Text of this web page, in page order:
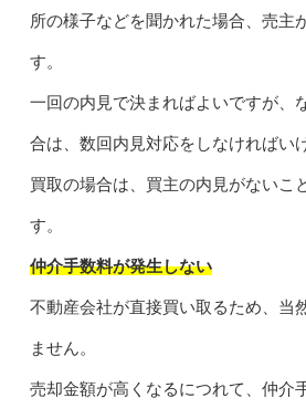
所の様子などを聞かれた場合、売主
す。
一回の内見で決まればよいですが、
合は、数回内見対応をしなければい
買取の場合は、買主の内見がないこ
す。
仲介手数料が発生しない
不動産会社が直接買い取るため、当
ません。
売却金額が高くなるにつれて、仲介